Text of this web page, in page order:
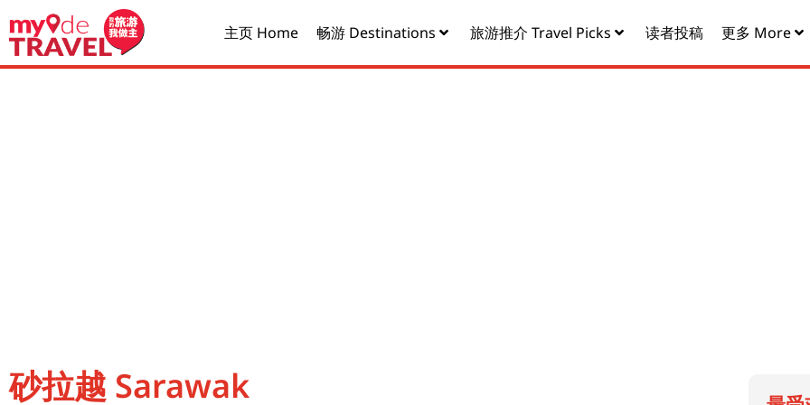
主页 Home 畅游 Destinations 旅游推介 Travel Picks 读者投稿 更多 More
砂拉越 Sarawak